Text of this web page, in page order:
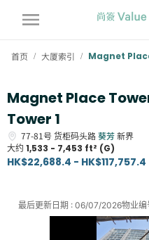
首页 / 大厦索引 / Magnet
Magnet Place
Tower 1
77-81号 货柜码头路葵芳新界
大约 1,533 - 7,453 ft² (G)
HK$22,688.4 - HK$117,757.4
物业编
最后更新日期 : 06/07/2026